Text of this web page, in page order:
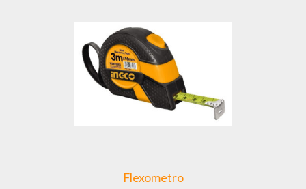
Flexometro